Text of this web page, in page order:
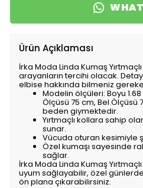
Ürün Açıklaması
İrka Moda Linda Kumaş Yırtmaçlı
arayanların tercihi olacak.
elbise hakkında bilmeniz
Modelin ölçüleri: Boyu
Ölçüsü 75 cm, Bel Ölçüsü
beden giymektedir.
Yırtmaçlı kollara sahip
sunar.
Vücuda oturan kesimiyle
Özel kumaşı sayesinde
sağlar.
İrka Moda Linda Kumaş
uyum sağlayabilir, özel günlerde
ön plana çıkarabilirsiniz.